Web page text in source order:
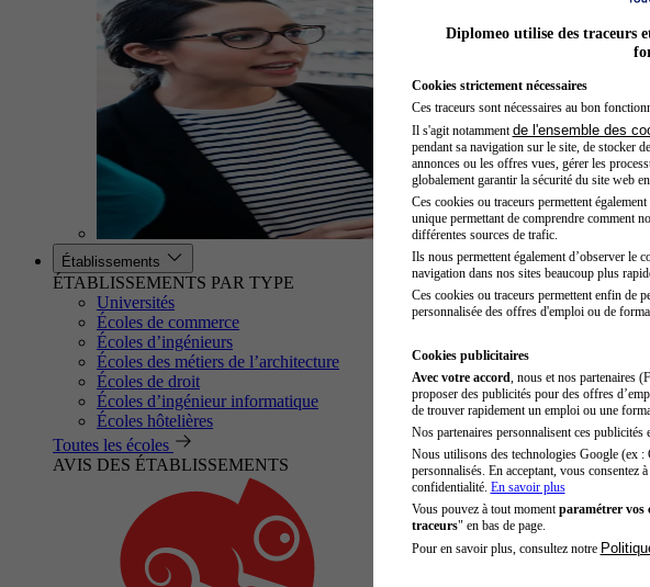
Établissements
ÉTABLISSEMENTS PAR TYPE
Universités
Écoles de commerce
Écoles d’ingénieurs
Écoles des métiers de l’architecture
Écoles de droit
Écoles d’ingénieur informatique
Écoles hôtelières
Toutes les écoles
AVIS DES ÉTABLISSEMENTS
Diplomeo utilise des traceurs
Cookies strictement nécessaires
Ces traceurs sont nécessaires au bon
Il s'agit notamment de l'ensemble des
pendant sa navigation sur le site, de stocker
annonces ou les offres vues, gérer les
globalement garantir la sécurité du site web
Ces cookies ou traceurs permettent
unique permettant de comprendre comment
différentes sources de trafic.
Ils nous permettent également d’observer le
navigation dans nos sites beaucoup plus
Ces cookies ou traceurs permettent enfin de
personnalisée des offres d'emploi ou de
Cookies publicitaires
Avec votre accord , nous et nos partenaires
proposer des publicités pour des offres
de trouver rapidement un emploi ou une
Nos partenaires personnalisent ces
Nous utilisons des technologies Google (ex :
personnalisés. En acceptant, vous
confidentialité. En savoir plus
Vous pouvez à tout moment paramétrer vos
traceurs" en bas de page.
Pour en savoir plus, consultez notre